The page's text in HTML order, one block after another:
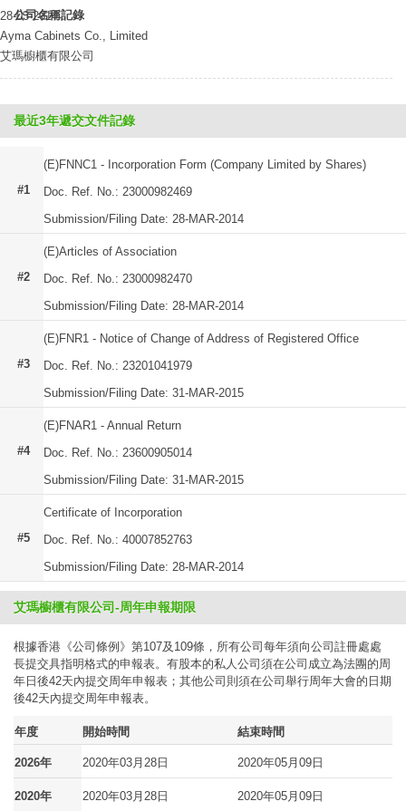
公司名稱記錄
28-03-2014
Ayma Cabinets Co., Limited
艾瑪櫥櫃有限公司
最近3年遞交文件記錄
#1
(E)FNNC1 - Incorporation Form (Company Limited by Shares)
Doc. Ref. No.: 23000982469
Submission/Filing Date: 28-MAR-2014
#2
(E)Articles of Association
Doc. Ref. No.: 23000982470
Submission/Filing Date: 28-MAR-2014
#3
(E)FNR1 - Notice of Change of Address of Registered Office
Doc. Ref. No.: 23201041979
Submission/Filing Date: 31-MAR-2015
#4
(E)FNAR1 - Annual Return
Doc. Ref. No.: 23600905014
Submission/Filing Date: 31-MAR-2015
#5
Certificate of Incorporation
Doc. Ref. No.: 40007852763
Submission/Filing Date: 28-MAR-2014
艾瑪櫥櫃有限公司-周年申報期限
根據香港《公司條例》第107及109條，所有公司每年須向公司註冊處處
長提交具指明格式的申報表。有股本的私人公司須在公司成立為法團的周
年日後42天內提交周年申報表；其他公司則須在公司舉行周年大會的日期
後42天內提交周年申報表。
年度 開始時間 結束時間
2026年 2020年03月28日 2020年05月09日
2020年 2020年03月28日 2020年05月09日